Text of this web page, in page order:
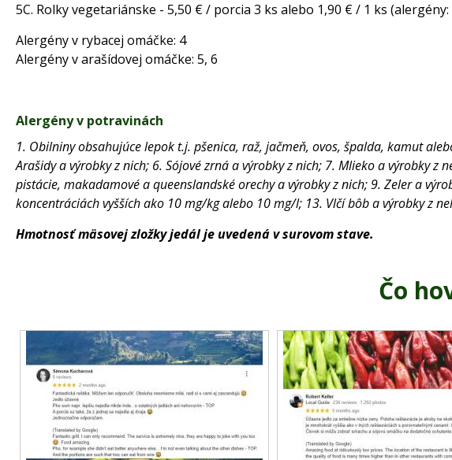
5C. Rolky vegetariánske - 5,50 € / porcia 3 ks alebo 1,90 € / 1 ks (alergény:
Alergény v rybacej omáčke: 4
Alergény v arašídovej omáčke: 5, 6
Alergény v potravinách
1. Obilniny obsahujúce lepok t.j. pšenica, raž, jačmeň, ovos, špalda, kamut
Arašidy a výrobky z nich; 6. Sójové zrná a výrobky z nich; 7. Mlieko a výrobky
pistácie, makadamové a queenslandské orechy a výrobky z nich; 9. Zeler a
koncentráciách vyšších ako 10 mg/kg alebo 10 mg/l; 13. Vlčí bôb a výrobky z
Hmotnosť mäsovej zložky jedál je uvedená v surovom stave.
Čo